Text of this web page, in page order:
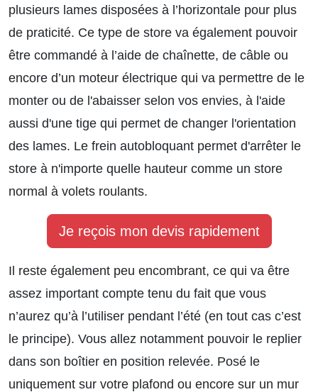
plusieurs lames disposées à l’horizontale pour plus
de praticité. Ce type de store va également pouvoir
être commandé à l’aide de chaînette, de câble ou
encore d’un moteur électrique qui va permettre de le
monter ou de l'abaisser selon vos envies, à l'aide
aussi d'une tige qui permet de changer l'orientation
des lames. Le frein autobloquant permet d'arrêter le
store à n'importe quelle hauteur comme un store
normal à volets roulants.
Je reçois mon devis rapidement
Il reste également peu encombrant, ce qui va être
assez important compte tenu du fait que vous
n’aurez qu’à l’utiliser pendant l’été (en tout cas c’est
le principe). Vous allez notamment pouvoir le replier
dans son boîtier en position relevée. Posé le
uniquement sur votre plafond ou encore sur un mur